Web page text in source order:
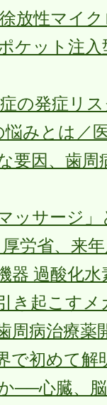
放性マイ
ケット注
の発症リ
みとは／
要因、歯
ッサージ
労省、来
器 過酸化
き起こすメ
周病治療
で初めて解
──心臓、